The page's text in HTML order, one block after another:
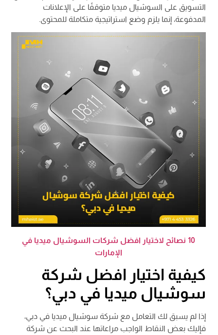
التسويق على السوشيال ميديا متوقفًا على الإعلانات
المدفوعة، إنما يلزم وضع استراتيجية متكاملة للمحتوى.
10 نصائح لاختيار افضل شركات السوشيال ميديا في
الإمارات
كيفية اختيار افضل شركة
سوشيال ميديا في دبي؟
إذا لم يسبق لك التعامل مع شركة سوشيال ميديا في دبي،
فإليك بعض النقاط الواجب مراعاتها عند البحث عن شركة